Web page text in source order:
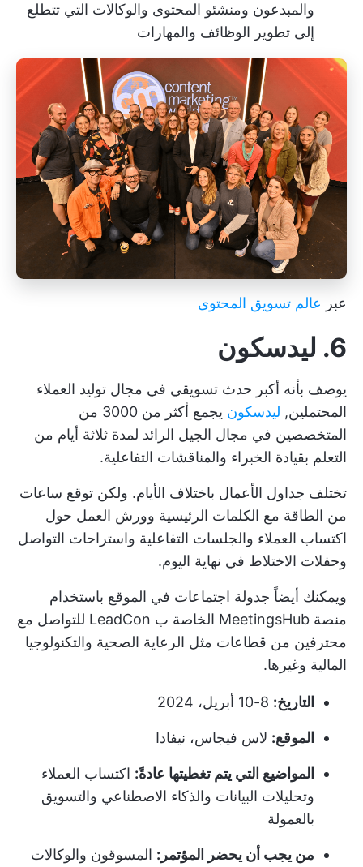
والمبدعون ومنشئو المحتوى والوكالات التي تتطلع
إلى تطوير الوظائف والمهارات
عبر عالم تسويق المحتوى
6. ليدسكون
يوصف بأنه أكبر حدث تسويقي في مجال توليد العملاء
المحتملين, ليدسكون
يجمع أكثر من 3000 من
المتخصصين في مجال الجيل الرائد لمدة ثلاثة أيام من
التعلم بقيادة الخبراء والمناقشات التفاعلية.
تختلف جداول الأعمال باختلاف الأيام. ولكن توقع ساعات
من الطاقة مع الكلمات الرئيسية وورش العمل حول
اكتساب العملاء والجلسات التفاعلية واستراحات التواصل
وحفلات الاختلاط في نهاية اليوم.
ويمكنك أيضاً جدولة اجتماعات في الموقع باستخدام
منصة MeetingsHub الخاصة ب LeadCon للتواصل مع
محترفين من قطاعات مثل الرعاية الصحية والتكنولوجيا
المالية وغيرها.
التاريخ:
الموقع: لاس فيجاس، نيفادا
المواضيع التي يتم تغطيتها عادةً: اكتساب العملاء
وتحليلات البيانات والذكاء الاصطناعي والتسويق
بالعمولة
من يجب أن يحضر المؤتمر: المسوقون والوكالات